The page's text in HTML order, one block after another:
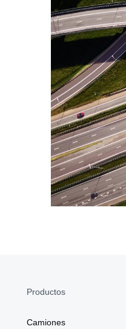
Productos
Camiones